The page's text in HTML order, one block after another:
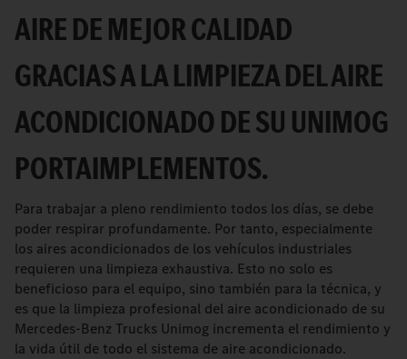
AIRE DE MEJOR CALIDAD
GRACIAS A LA LIMPIEZA DEL AIRE
ACONDICIONADO DE SU UNIMOG
PORTAIMPLEMENTOS.
Para trabajar a pleno rendimiento todos los días, se debe
poder respirar profundamente. Por tanto, especialmente
los aires acondicionados de los vehículos industriales
requieren una limpieza exhaustiva. Esto no solo es
beneficioso para el equipo, sino también para la técnica, y
es que la limpieza profesional del aire acondicionado de su
Mercedes-Benz Trucks Unimog incrementa el rendimiento y
la vida útil de todo el sistema de aire acondicionado.